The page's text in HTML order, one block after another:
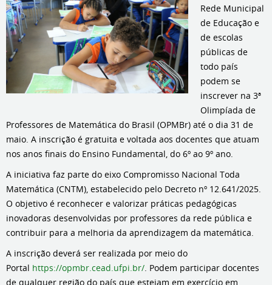
Rede Municipal
de Educação e
de escolas
públicas de
todo país
podem se
inscrever na 3ª
Olimpíada de
Professores de Matemática do Brasil (OPMBr) até o dia 31 de
maio. A inscrição é gratuita e voltada aos docentes que atuam
nos anos finais do Ensino Fundamental, do 6º ao 9º ano.
A iniciativa faz parte do eixo Compromisso Nacional Toda
Matemática (CNTM), estabelecido pelo Decreto nº 12.641/2025.
O objetivo é reconhecer e valorizar práticas pedagógicas
inovadoras desenvolvidas por professores da rede pública e
contribuir para a melhoria da aprendizagem da matemática.
A inscrição deverá ser realizada por meio do
Portal https://opmbr.cead.ufpi.br/. Podem participar docentes
de qualquer região do país que estejam em exercício em